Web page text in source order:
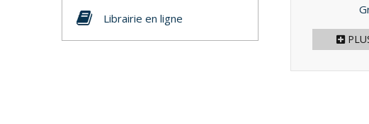
Librairie en ligne